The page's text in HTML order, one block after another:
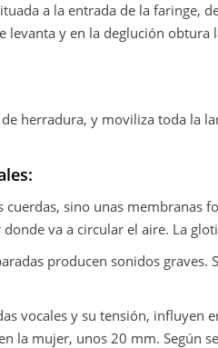
a la entrada de la faringe,
levanta y en la deglución obtura
herradura, y moviliza toda la
cuerdas, sino unas membranas
va a circular el aire. La
producen sonidos
vocales y su tensión, influyen
la mujer, unos 20 mm. Según